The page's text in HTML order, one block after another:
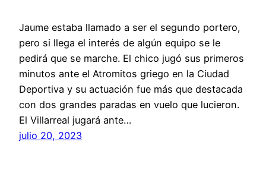
Jaume estaba llamado a ser el segundo portero,
pero si llega el interés de algún equipo se le
pedirá que se marche. El chico jugó sus primeros
minutos ante el Atromitos griego en la Ciudad
Deportiva y su actuación fue más que destacada
con dos grandes paradas en vuelo que lucieron.
El Villarreal jugará ante…
julio 20, 2023